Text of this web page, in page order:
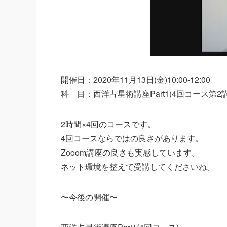
開催日：2020年11月13日(金)10:00-12:00
科 目：西洋占星術講座Part1(4回コース第2
2時間×4回のコースです。
4回コースならではの良さがあります。
Zooom講座の良さも実感しています。
ネット環境を整えて受講してくださいね。
〜今後の開催〜